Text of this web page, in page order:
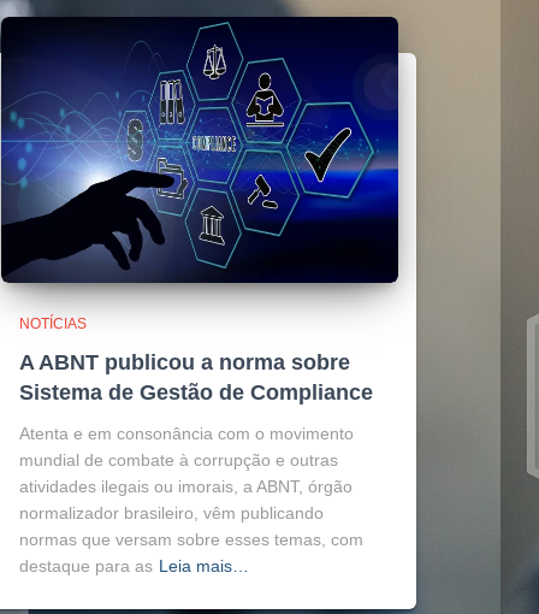
NOTÍCIAS
A ABNT publicou a norma sobre
Sistema de Gestão de Compliance
Atenta e em consonância com o movimento
mundial de combate à corrupção e outras
atividades ilegais ou imorais, a ABNT, órgão
normalizador brasileiro, vêm publicando
normas que versam sobre esses temas, com
destaque para as Leia mais…